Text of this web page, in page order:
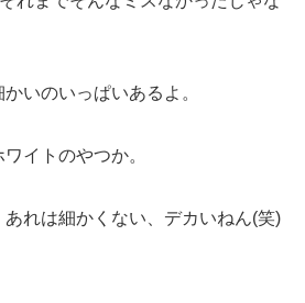
かいのいっぱいあるよ。
ワイトのやつか。
あれは細かくない、デカいねん(笑)